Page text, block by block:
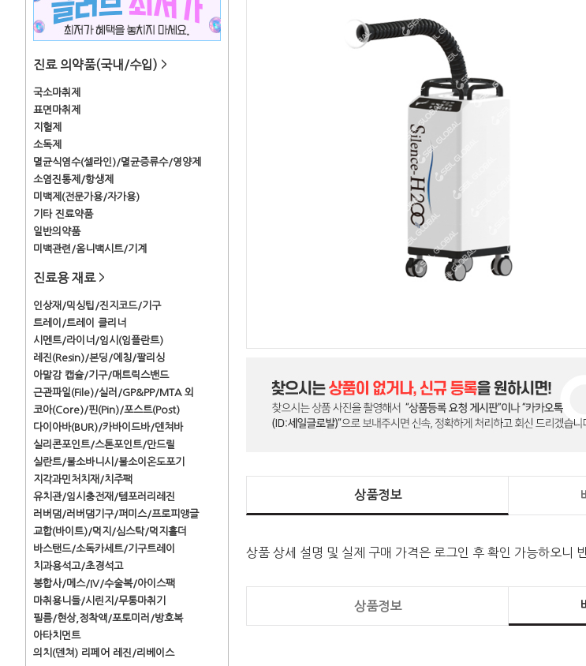
진료 의약품(국내/수입) >
국소마취제
표면마취제
지혈제
소독제
멸균식염수(셀라인)/멸균증류수/영양제
소염진통제/항생제
미백제(전문가용/자가용)
기타 진료약품
일반의약품
미백관련/옴니백시트/기계
진료용 재료 >
인상재/믹싱팁/진지코드/기구
트레이/트레이 클리너
시멘트/라이너/임시(임플란트)
레진(Resin)/본딩/에칭/팔리싱
아말감 캡슐/기구/매트릭스밴드
근관파일(File)/실러/GP&PP/MTA 외
코아(Core)/핀(Pin)/포스트(Post)
다이아바(BUR)/카바이드바/덴쳐바
실리콘포인트/스톤포인트/만드릴
실란트/불소바니시/불소이온도포기
지각과민처치재/치주팩
유치관/임시충전재/템포러리레진
러버댐/러버댐기구/퍼미스/프로피앵글
교합(바이트)/먹지/심스탁/먹지홀더
바스탠드/소독카세트/기구트레이
치과용석고/초경석고
봉합사/메스/IV/수술복/아이스팩
마취용니들/시린지/무통마취기
필름/현상,정착액/포토미러/방호복
아타치먼트
의치(덴쳐) 리페어 레진/리베이스
상품정보
상품 상세 설명 및 실제 구매 가격은 로그인 후 확인 가능하오니
상품정보